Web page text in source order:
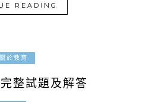
READING
關於教育
整試題及解答